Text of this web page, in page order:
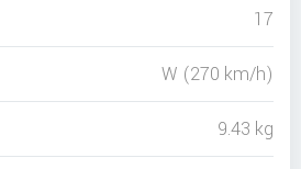
17
W (270 km/h)
9.43 kg